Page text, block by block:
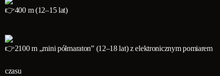
400 m (12–15 lat)
2100 m „mini półmaraton” (12–18 lat) z elektronicznym pomiarem
czasu